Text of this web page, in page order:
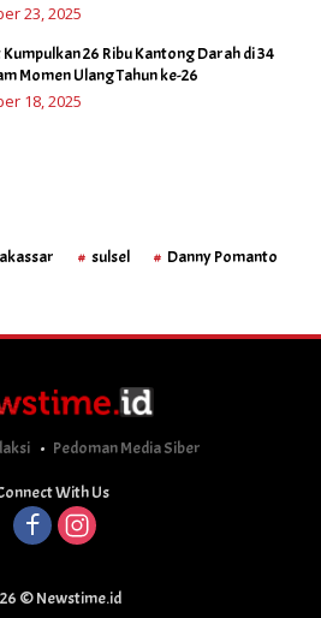
23, 2025
26 Ribu Kantong Darah di 34
Momen Ulang Tahun ke-26
18, 2025
sulsel Danny Pomanto
Pedoman Media Siber
With Us
© Newstime.id